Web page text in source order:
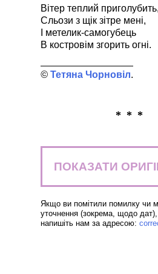
Вітер теплий приголубить,
Сльози з щік зітре мені,
І метелик-самогубець
В костровім згорить огні.
Тетяна Чорновіл
* * *
ПОКАЗАТИ
Якщо ви помітили помилку чи
уточнення (зокрема, щодо
напишіть нам за адресою: